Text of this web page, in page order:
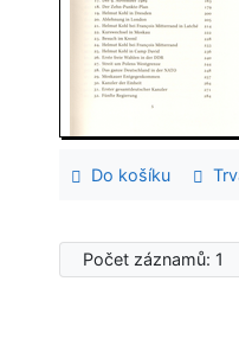
Do košíku
Počet záznamů: 1